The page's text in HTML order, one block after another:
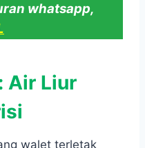
whatsapp,
Air Liur
walet terletak